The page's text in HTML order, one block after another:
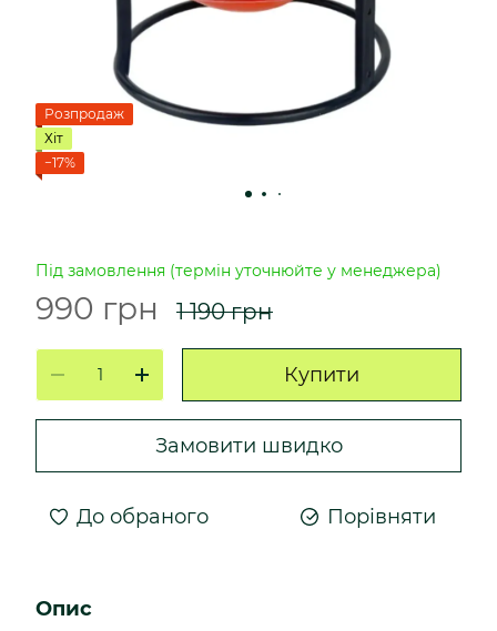
Розпродаж
Хіт
−17%
Під замовлення (термін уточнюйте у менеджера)
990 грн 1 190 грн
Купити
Замовити швидко
До обраного Порівняти
Опис